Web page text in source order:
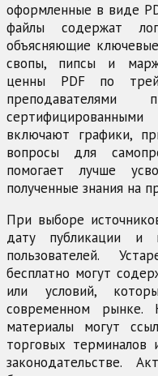
оформленные в виде
файлы содержат
объясняющие
свопы, пипсы и
ценны PDF по
включают графики,
вопросы для
помогает лучше
полученные знания на
При выборе
дату публикации и
пользователей.
бесплатно могут
или условий,
современном рынке.
материалы могут
торговых терминалов
законодательстве.